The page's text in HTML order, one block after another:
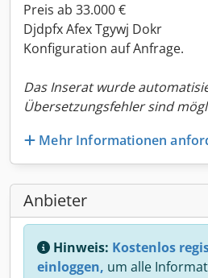
Preis ab 33.000 €
Djdpfx Afex Tgywj Dokr
Konfiguration auf Anfrage.
Das Inserat wurde
Übersetzungsfehler sind
Mehr Informationen
Anbieter
Hinweis: Kostenlos
einloggen, um alle